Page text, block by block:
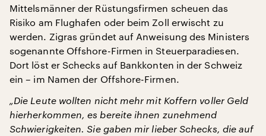
Mittelsmänner der Rüstungsfirmen scheuen das
Risiko am Flughafen oder beim Zoll erwischt zu
werden. Zigras gründet auf Anweisung des Ministers
sogenannte Offshore-Firmen in Steuerparadiesen.
Dort löst er Schecks auf Bankkonten in der Schweiz
ein – im Namen der Offshore-Firmen.
„Die Leute wollten nicht mehr mit Koffern voller Geld
hierherkommen, es bereite ihnen zunehmend
Schwierigkeiten. Sie gaben mir lieber Schecks, die auf